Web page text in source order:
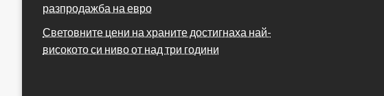
разпродажба на евро
Световните цени на храните достигнаха най-
високото си ниво от над три години